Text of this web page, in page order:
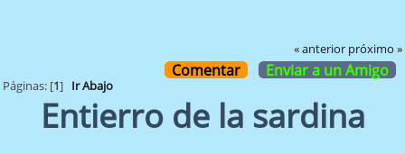
« anterior próximo »
Comentar Enviar a un Amigo
Páginas: [1] Ir Abajo
Entierro de la sardina